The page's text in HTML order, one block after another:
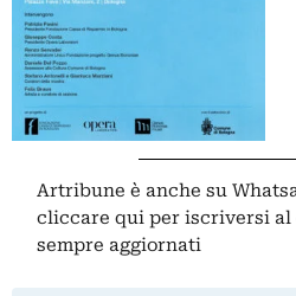
Artribune è anche su
cliccare qui per iscriversi al
sempre aggiornati